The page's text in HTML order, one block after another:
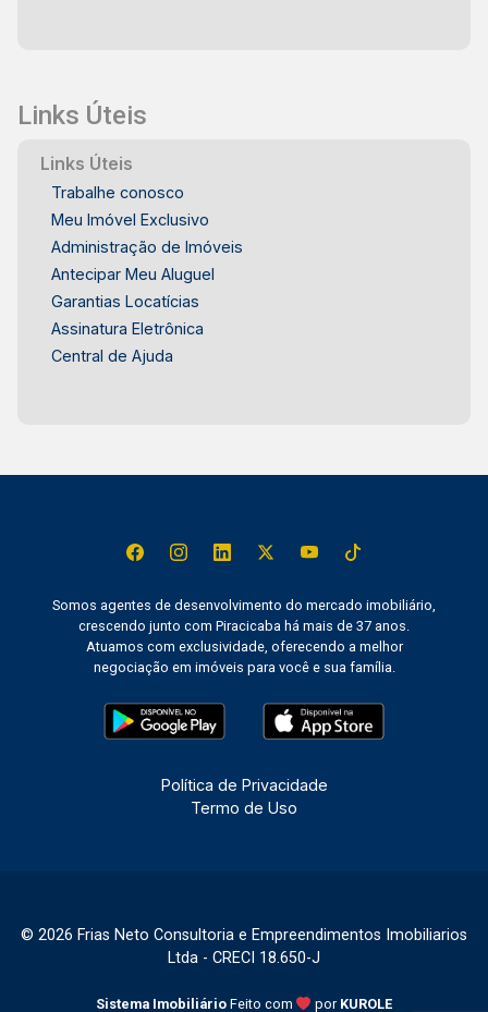
Links Úteis
Links Úteis
Trabalhe conosco
Meu Imóvel Exclusivo
Administração de Imóveis
Antecipar Meu Aluguel
Garantias Locatícias
Assinatura Eletrônica
Central de Ajuda
Somos agentes de desenvolvimento do mercado imobiliário,
crescendo junto com Piracicaba há mais de 37 anos.
Atuamos com exclusividade, oferecendo a melhor
negociação em imóveis para você e sua família.
Política de Privacidade
Termo de Uso
© 2026 Frias Neto Consultoria e Empreendimentos Imobiliarios
Ltda - CRECI 18.650-J
Sistema Imobiliário Feito com por KUROLE